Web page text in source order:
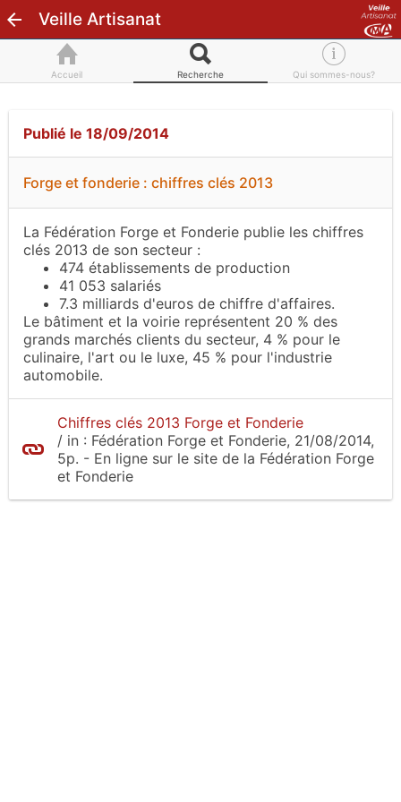
Veille Artisanat
Accueil Recherche Qui sommes-nous?
Publié le 18/09/2014
Forge et fonderie : chiffres clés 2013
La Fédération Forge et Fonderie publie les chiffres
clés 2013 de son secteur :
474 établissements de production
41 053 salariés
7.3 milliards d'euros de chiffre d'affaires.
Le bâtiment et la voirie représentent 20 % des
grands marchés clients du secteur, 4 % pour le
culinaire, l'art ou le luxe, 45 % pour l'industrie
automobile.
Chiffres clés 2013 Forge et Fonderie
/ in : Fédération Forge et Fonderie, 21/08/2014,
5p. - En ligne sur le site de la Fédération Forge
et Fonderie